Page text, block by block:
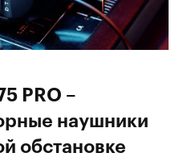
PRO –
наушники
обстановке